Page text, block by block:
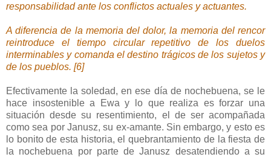
responsabilidad ante los conflictos actuales y actuantes.
A diferencia de la memoria del dolor, la memoria del rencor
reintroduce el tiempo circular repetitivo de los duelos
interminables y comanda el destino trágicos de los sujetos y
de los pueblos. [6]
Efectivamente la soledad, en ese día de nochebuena, se le
hace insostenible a Ewa y lo que realiza es forzar una
situación desde su resentimiento, el de ser acompañada
como sea por Janusz, su ex-amante. Sin embargo, y esto es
lo bonito de esta historia, el quebrantamiento de la fiesta de
la nochebuena por parte de Janusz desatendiendo a su